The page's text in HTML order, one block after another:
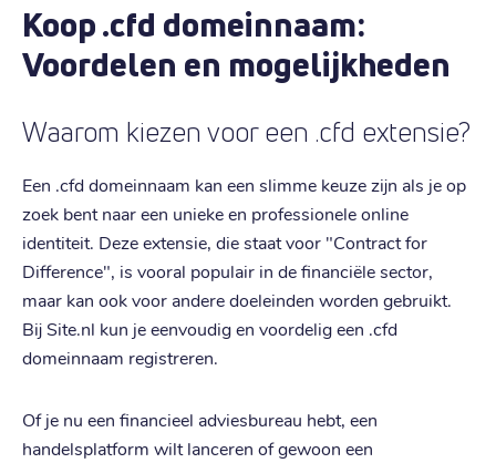
Koop .cfd domeinnaam:
Voordelen en mogelijkheden
Waarom kiezen voor een .cfd extensie?
Een .cfd domeinnaam kan een slimme keuze zijn als je op
zoek bent naar een unieke en professionele online
identiteit. Deze extensie, die staat voor "Contract for
Difference", is vooral populair in de financiële sector,
maar kan ook voor andere doeleinden worden gebruikt.
Bij Site.nl kun je eenvoudig en voordelig een .cfd
domeinnaam registreren.
Of je nu een financieel adviesbureau hebt, een
handelsplatform wilt lanceren of gewoon een